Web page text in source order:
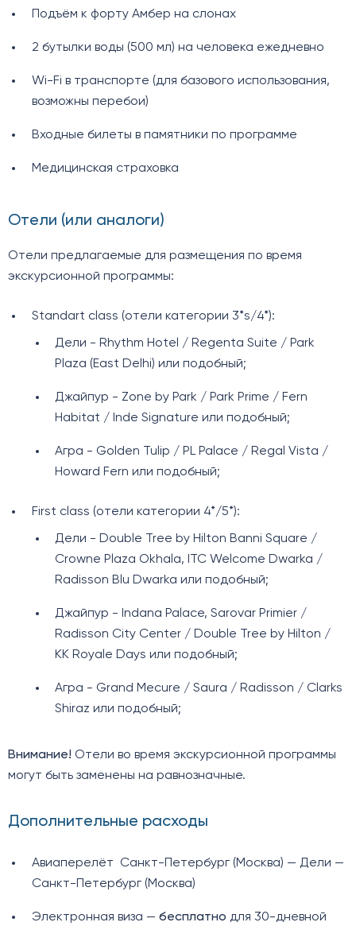
Подъём к форту Амбер на слонах
2 бутылки воды (500 мл) на человека ежедневно
Wi-Fi в транспорте (для базового использования,
возможны перебои)
Входные билеты в памятники по программе
Медицинская страховка
Отели (или аналоги)
Отели предлагаемые для размещения по время
экскурсионной программы:
Standart class (отели категории 3*s/4*):
Дели - Rhythm Hotel / Regenta Suite / Park
Plaza (East Delhi) или подобный;
Джайпур - Zone by Park / Park Prime / Fern
Habitat / Inde Signature или подобный;
Агра - Golden Tulip / PL Palace / Regal Vista /
Howard Fern или подобный;
First class (отели категории 4*/5*):
Дели - Double Tree by Hilton Banni Square /
Crowne Plaza Okhala, ITC Welcome Dwarka /
Radisson Blu Dwarka или подобный;
Джайпур - Indana Palace, Sarovar Primier /
Radisson City Center / Double Tree by Hilton /
KK Royale Days или подобный;
Агра - Grand Mecure / Saura / Radisson / Clarks
Shiraz или подобный;
Внимание! Отели во время экскурсионной программы
могут быть заменены на равнозначные.
Дополнительные расходы
Авиаперелёт Санкт-Петербург (Москва) — Дели —
Санкт-Петербург (Москва)
Электронная виза — бесплатно для 30-дневной